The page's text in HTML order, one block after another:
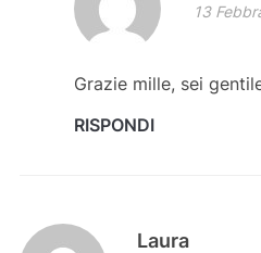
13
Grazie mille, sei
RISPONDI
Laura